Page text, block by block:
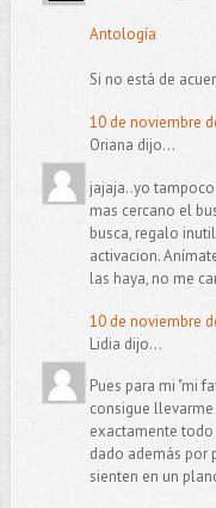
Antología
Si no está de
10 de noviembre
Oriana dijo...
jajaja..yo
mas cercano el
busca, regalo
activacion.
las haya, no me
10 de noviembre
Lidia dijo...
Pues para mi "mi
consigue
exactamente
dado además por
sienten en un